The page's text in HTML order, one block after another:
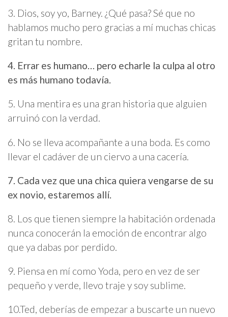
3. Dios, soy yo, Barney. ¿Qué pasa? Sé que no
hablamos mucho pero gracias a mí muchas chicas
gritan tu nombre.
4. Errar es humano… pero echarle la culpa al otro
es más humano todavía.
5. Una mentira es una gran historia que alguien
arruinó con la verdad.
6. No se lleva acompañante a una boda. Es como
llevar el cadáver de un ciervo a una cacería.
7. Cada vez que una chica quiera vengarse de su
ex novio, estaremos allí.
8. Los que tienen siempre la habitación ordenada
nunca conocerán la emoción de encontrar algo
que ya dabas por perdido.
9. Piensa en mí como Yoda, pero en vez de ser
pequeño y verde, llevo traje y soy sublime.
10.Ted, deberías de empezar a buscarte un nuevo